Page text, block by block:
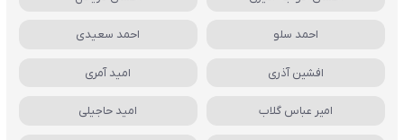
احمد سلو احمد سعیدی
افشین آذری امید آمری
امیر عباس گلاب امید حاجیلی